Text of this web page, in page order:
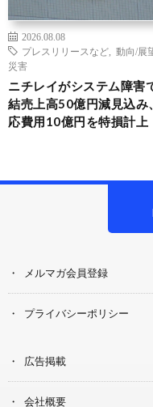
2026.08.08
プレスリリースなど
動向/展
災害
ニチレイがシステム障害
結売上高50億円減見込み
応費用10億円を特損計上
メルマガ会員登録
プライバシーポリシー
広告掲載
会社概要